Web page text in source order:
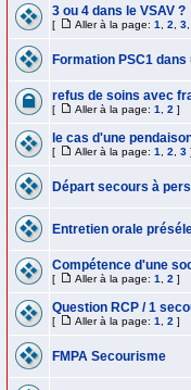
3 ou 4 dans le VSAV ?
[ Aller à la page: 1 2 3
Formation PSC1
refus de soins avec
[ Aller à la page: 1 2 ]
le cas d'une
[ Aller à la page: 1 2 3 ]
Départ secours à
Entretien orale
Compétence d'une
[ Aller à la page: 1 2 ]
Question RCP / 1
[ Aller à la page: 1 2 ]
FMPA Secourisme